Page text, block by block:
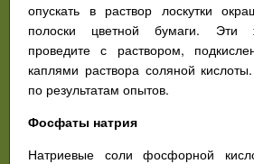
опускать в раствор лоскутки
полоски цветной бумаги. Эти
проведите с раствором,
каплями раствора соляной
по результатам опытов.
Фосфаты натрия
Натриевые соли фосфорной